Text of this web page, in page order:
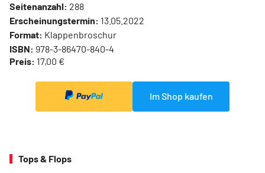
Seitenanzahl: 288
Erscheinungstermin: 13.05.2022
Format: Klappenbroschur
ISBN: 978-3-86470-840-4
Preis: 17,00 €
Im Shop kaufen
Tops & Flops